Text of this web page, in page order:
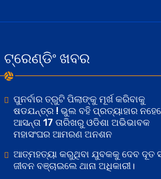
ଟ୍ରେଣ୍ଡିଂ ଖବର
ପୁନର୍ବାର ତ୍ରୁଟି ପିଲାଙ୍କୁ ମୂର୍ଖ କରିବାକୁ
ଷଡଯନ୍ତ୍ର ! ଭୁଲ ବହି ପ୍ରତ୍ୟାହାର
ଆସନ୍ତା 17 ତାରିଖରୁ ଓଡିଶା ଅଭିଭାବକ
ମହାସଂଘର ଆମରଣ ଅନଶନ
ଆତ୍ମହତ୍ୟା କରୁଥିବା ଯୁବକକୁ ଦେବ ଦୂତ
ଜୀବନ ବଞ୍ଚାଇଲେ ଥାନା ଅଧିକାରୀ।